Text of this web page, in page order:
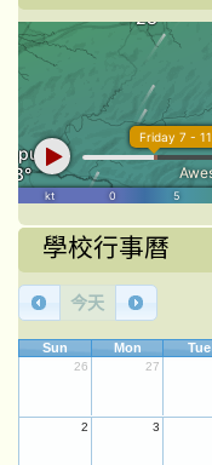
學校行事曆
今天
Sun Mon Tue
26 27
2 3